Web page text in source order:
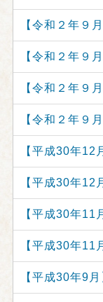
【令和２年
【令和２年
【令和２年
【令和２年
【平成30年
【平成30年
【平成30年
【平成30年
【平成30年9